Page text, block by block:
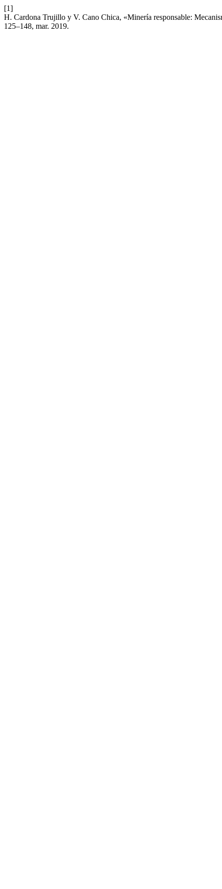
[1]
H. Cardona Trujillo y V. Cano Chica, «Minería responsable:
125–148, mar. 2019.